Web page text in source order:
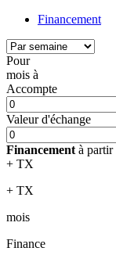
Financement
Pour
mois à
Accompte
Valeur d'échange
Financement à partir
+ TX
+ TX
mois
Finance